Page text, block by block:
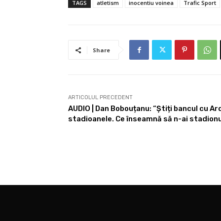
TAGS atletism inocentiu voinea Trafic Sport
Share
ARTICOLUL PRECEDENT
AUDIO | Dan Bobouțanu: “Știți bancul cu
stadioanele. Ce înseamnă să n-ai